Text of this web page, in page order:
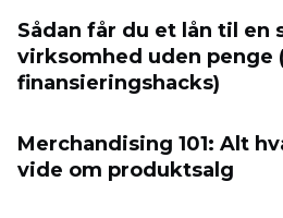
Sådan får du et lån til en
virksomhed uden penge
finansieringshacks)
Merchandising 101: Alt
vide om produktsalg